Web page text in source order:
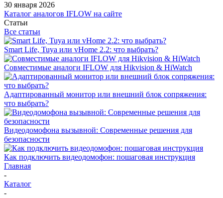
30 января 2026
Каталог аналогов IFLOW на сайте
Статьи
Все статьи
Smart Life, Tuya или vHome 2.2: что выбрать?
Совместимые аналоги IFLOW для Hikvision & HiWatch
Адаптированный монитор или внешний блок сопряжения:
что выбрать?
Видеодомофона вызывной: Современные решения для
безопасности
Как подключить видеодомофон: пошаговая инструкция
Главная
-
Каталог
-